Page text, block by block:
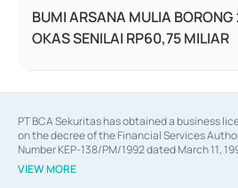
BUMI ARSANA MULIA
OKAS SENILAI RP60,75 MILIAR
PT BCA Sekuritas has obtained a business
on the decree of the Financial Services
Number KEP-138/PM/1992 dated March 11,
dated February 28, 2014, a business license
decree of the Financial Services Authority
VIEW MORE